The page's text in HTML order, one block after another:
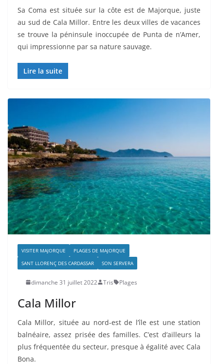
Sa Coma est située sur la côte est de Majorque, juste
au sud de Cala Millor. Entre les deux villes de vacances
se trouve la péninsule inoccupée de Punta de n’Amer,
qui impressionne par sa nature sauvage.
Lire la suite
VISITER MAJORQUE
PLAGES DE MAJORQUE
SANT LLORENÇ DES CARDASSAR
SON SERVERA
dimanche 31 juillet 2022 Tris Plages
Cala Millor
Cala Millor, située au nord-est de l’île est une station
balnéaire, assez prisée des familles. C’est d’ailleurs la
plus fréquentée du secteur, presque à égalité avec Cala
Bona.